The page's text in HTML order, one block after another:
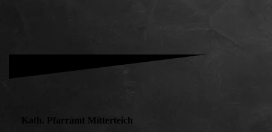
Kath. Pfarramt Mitterteich